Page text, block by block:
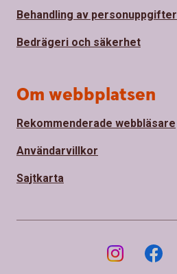
Behandling av personuppgifter
Bedrägeri och säkerhet
Om webbplatsen
Rekommenderade webbläsare
Användarvillkor
Sajtkarta